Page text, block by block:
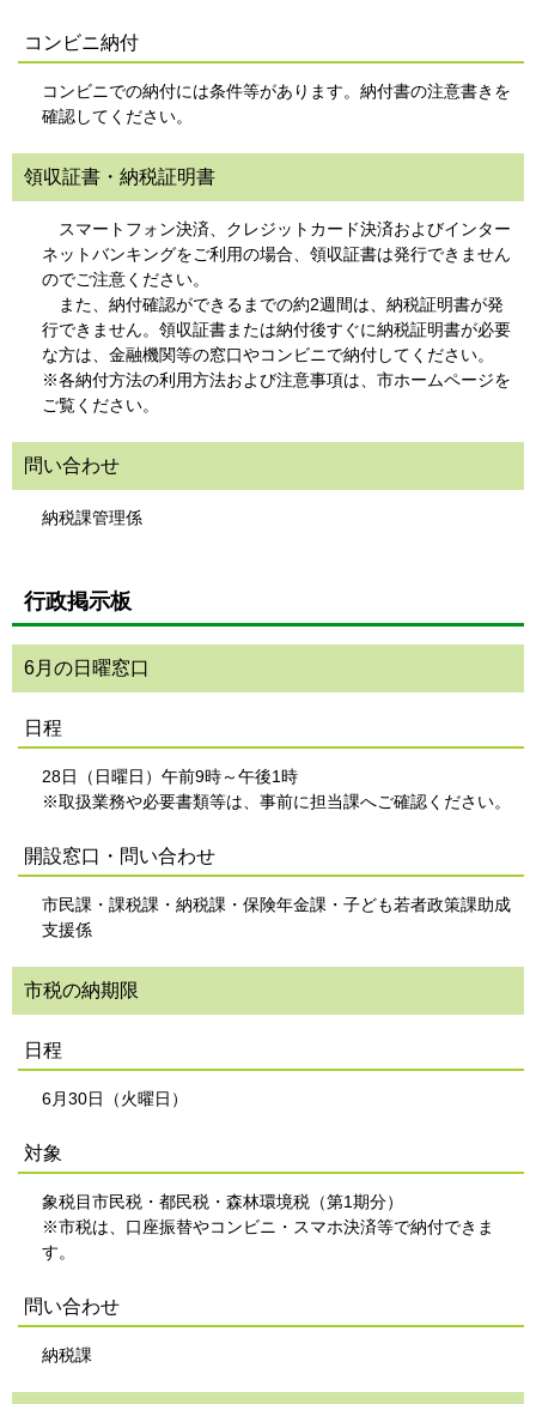
コンビニ納付
コンビニでの納付には条件等があります。納付書の注意書きを
確認してください。
領収証書・納税証明書
スマートフォン決済、クレジットカード決済およびインター
ネットバンキングをご利用の場合、領収証書は発行できません
のでご注意ください。
また、納付確認ができるまでの約2週間は、納税証明書が発
行できません。領収証書または納付後すぐに納税証明書が必要
な方は、金融機関等の窓口やコンビニで納付してください。
※各納付方法の利用方法および注意事項は、市ホームページを
ご覧ください。
問い合わせ
納税課管理係
行政掲示板
6月の日曜窓口
日程
28日（日曜日）午前9時～午後1時
※取扱業務や必要書類等は、事前に担当課へご確認ください。
開設窓口・問い合わせ
市民課・課税課・納税課・保険年金課・子ども若者政策課助成
支援係
市税の納期限
日程
6月30日（火曜日）
対象
象税目市民税・都民税・森林環境税（第1期分）
※市税は、口座振替やコンビニ・スマホ決済等で納付できま
す。
問い合わせ
納税課